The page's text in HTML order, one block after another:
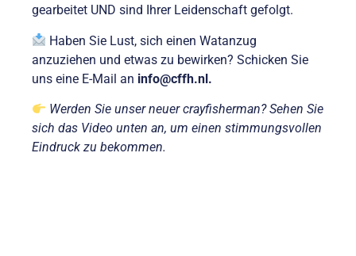
gearbeitet UND sind Ihrer Leidenschaft gefolgt.
Haben Sie Lust, sich einen Watanzug
anzuziehen und etwas zu bewirken? Schicken Sie
uns eine E-Mail an info@cffh.nl.
Werden Sie unser neuercrayfisherman? Sehen Sie
sich das Video unten an, um einen stimmungsvollen
Eindruck zu bekommen.